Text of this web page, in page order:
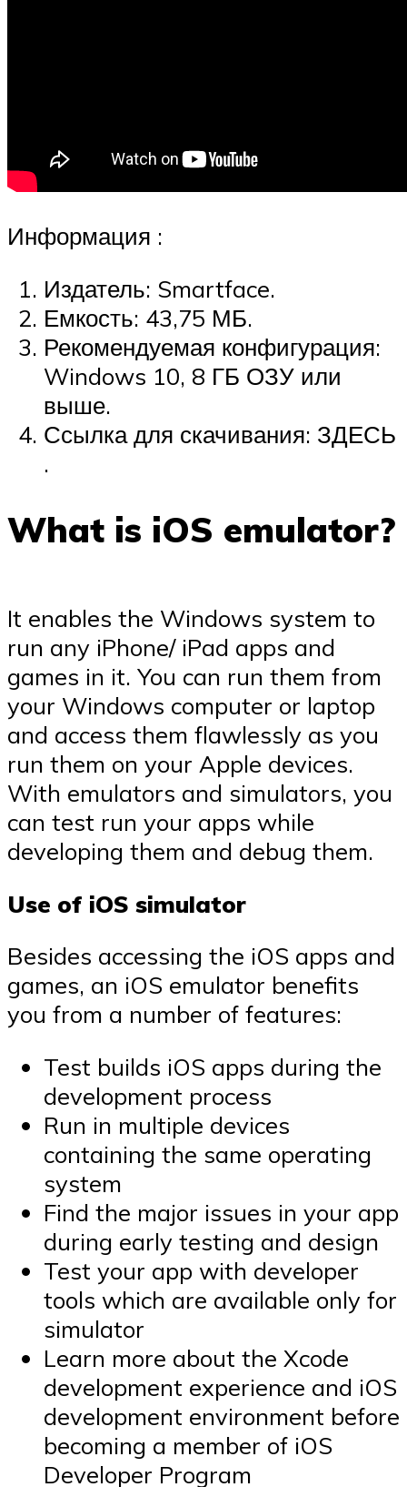
Информация :
Издатель: Smartface.
Емкость: 43,75 МБ.
Рекомендуемая конфигурация:
Windows 10, 8 ГБ ОЗУ или
выше.
Ссылка для скачивания: ЗДЕСЬ
.
What is iOS emulator?
It enables the Windows system to
run any iPhone/ iPad apps and
games in it. You can run them from
your Windows computer or laptop
and access them flawlessly as you
run them on your Apple devices.
With emulators and simulators, you
can test run your apps while
developing them and debug them.
Use of iOS simulator
Besides accessing the iOS apps and
games, an iOS emulator benefits
you from a number of features:
Test builds iOS apps during the
development process
Run in multiple devices
containing the same operating
system
Find the major issues in your app
during early testing and design
Test your app with developer
tools which are available only for
simulator
Learn more about the Xcode
development experience and iOS
development environment before
becoming a member of iOS
Developer Program